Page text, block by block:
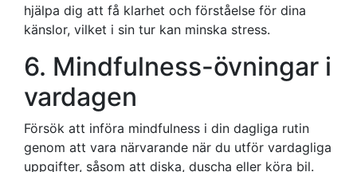
hjälpa dig att få klarhet och förståelse för dina
känslor, vilket i sin tur kan minska stress.
6. Mindfulness-övningar i
vardagen
Försök att införa mindfulness i din dagliga rutin
genom att vara närvarande när du utför vardagliga
uppgifter, såsom att diska, duscha eller köra bil.